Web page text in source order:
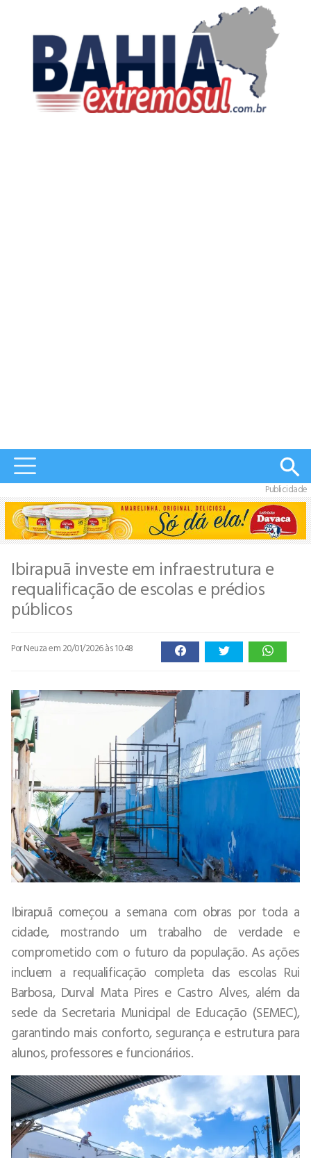
Publicidade
Ibirapuã investe em infraestrutura e
requalificação de escolas e prédios
públicos
Por Neuzaem 20/01/2026 às 10:48
Ibirapuã começou a semana com obras por toda a
cidade, mostrando um trabalho de verdade e
comprometido com o futuro da população. As ações
incluem a requalificação completa das escolas Rui
Barbosa, Durval Mata Pires e Castro Alves, além da
sede da Secretaria Municipal de Educação (SEMEC),
garantindo mais conforto, segurança e estrutura para
alunos, professores e funcionários.